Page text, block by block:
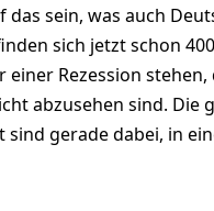
sein, was auch
sich jetzt schon
Rezession stehen,
abzusehen sind.
gerade dabei, in